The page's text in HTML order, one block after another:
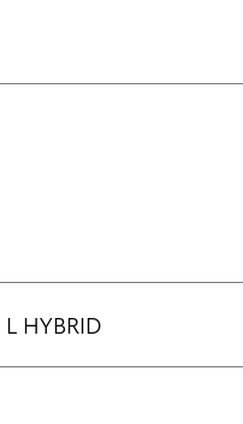
L HYBRID